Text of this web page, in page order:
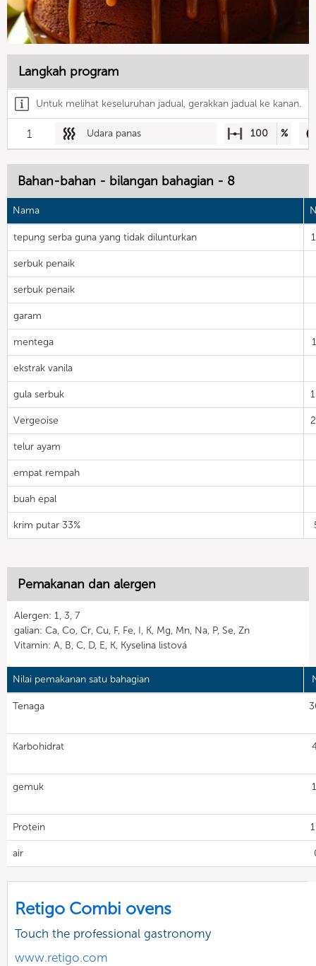
Langkah program
Untuk melihat keseluruhan jadual, gerakkan jadual ke kanan.
1 Udara panas 100 %
Bahan-bahan - bilangan bahagian - 8
Nama
tepung serba guna yang tidak dilunturkan
serbuk penaik
serbuk penaik
garam
mentega
ekstrak vanila
gula serbuk
Vergeoise
telur ayam
empat rempah
buah epal
krim putar 33%
Pemakanan dan alergen
Alergen: 1, 3, 7
galian: Ca, Co, Cr, Cu, F, Fe, I, K, Mg, Mn, Na, P, Se, Zn
Vitamin: A, B, C, D, E, K, Kyselina listová
Nilai pemakanan satu bahagian
Tenaga
Karbohidrat
gemuk
Protein
air
Retigo Combi ovens
Touch the professional gastronomy
www.retigo.com